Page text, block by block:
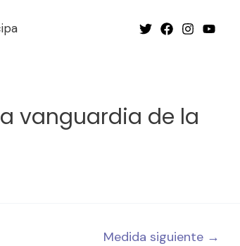
vanguardia de la
Medida siguiente →